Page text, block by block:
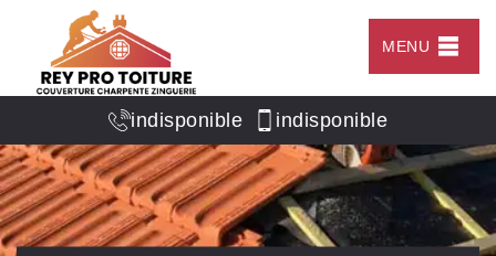
MENU
indisponible indisponible